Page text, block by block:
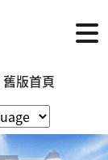
舊版首頁